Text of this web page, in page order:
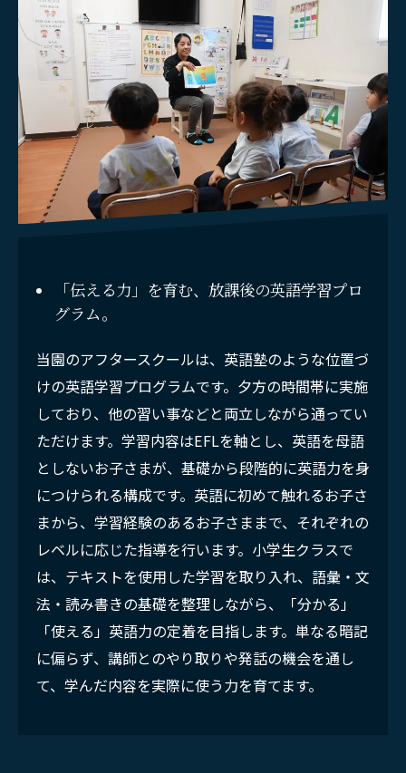
「伝える力」を育む、放課後の英語学習プロ
グラム。
当園のアフタースクールは、英語塾のような位置づ
けの英語学習プログラムです。夕方の時間帯に実施
しており、他の習い事などと両立しながら通ってい
ただけます。学習内容はEFLを軸とし、英語を母語
としないお子さまが、基礎から段階的に英語力を身
につけられる構成です。英語に初めて触れるお子さ
まから、学習経験のあるお子さままで、それぞれの
レベルに応じた指導を行います。小学生クラスで
は、テキストを使用した学習を取り入れ、語彙・文
法・読み書きの基礎を整理しながら、「分かる」
「使える」英語力の定着を目指します。単なる暗記
に偏らず、講師とのやり取りや発話の機会を通し
て、学んだ内容を実際に使う力を育てます。
お問い合わせはこちら